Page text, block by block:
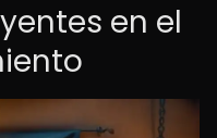
en el